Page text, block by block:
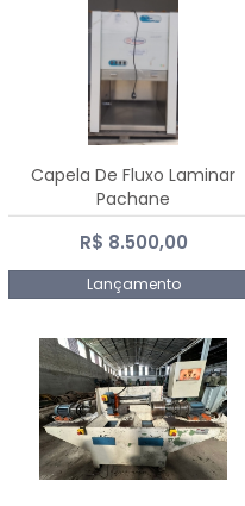
Capela De Fluxo Laminar
Pachane
R$ 8.500,00
Lançamento